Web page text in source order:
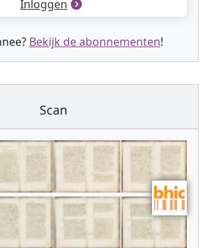
Inloggen
Bekijk de abonnementen!
Scan